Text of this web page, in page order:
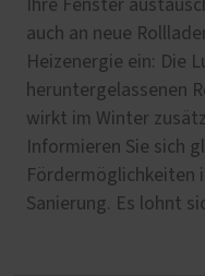
Ihre Fenster
auch an neue
Heizenergie ein: Die
heruntergelassenen
wirkt im Winter
Informieren Sie sich
Fördermöglichkeiten
Sanierung. Es lohnt